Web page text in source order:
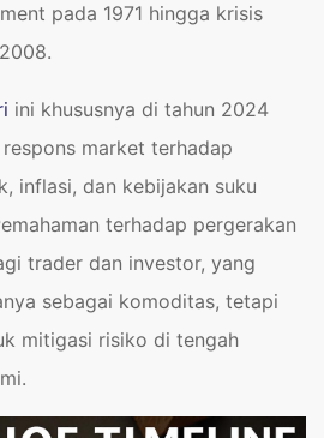
pada 1971 hingga krisis
ini khususnya di tahun 2024
market terhadap
inflasi, dan kebijakan suku
terhadap pergerakan
trader dan investor, yang
sebagai komoditas, tetapi
mitigasi risiko di tengah